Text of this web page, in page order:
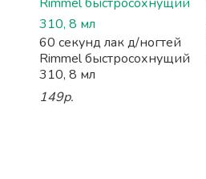
60 секунд лак д/ногтей
Rimmel быстросохнущий
310, 8 мл
149р.